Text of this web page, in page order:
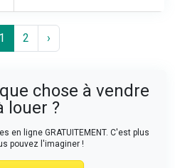
1 2 ›
chose à vendre
louer ?
en ligne GRATUITEMENT. C'est plus
pouvez l'imaginer !